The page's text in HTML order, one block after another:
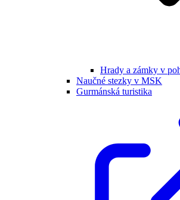
Hrady a zámky v
Naučné stezky v MSK
Gurmánská turistika